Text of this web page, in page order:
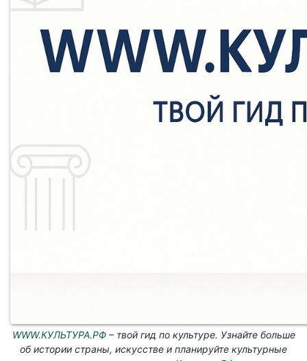
WWW.КУЛЬТУРА.РФ– твой гид по культуре. Узнайте больше
об истории страны, искусстве и планируйте культурные